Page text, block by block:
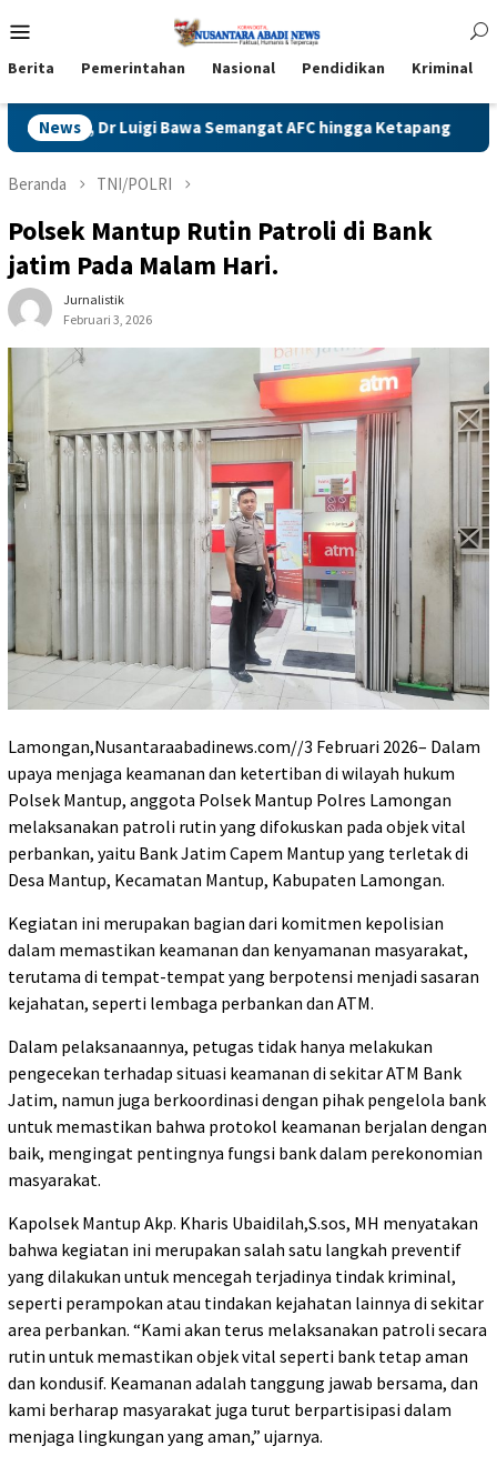
ke
Mobile
Berita Pemerintahan Nasional Pendidikan Kriminal
News
AFC hingga Ketapang Naga Jawa Timur Berjaya di
Beranda TNI/POLRI
Polsek Mantup Rutin Patroli di Bank
jatim Pada Malam Hari.
Jurnalistik
Februari 3, 2026
Lamongan,Nusantaraabadinews.com//3 Februari 2026– Dalam
upaya menjaga keamanan dan ketertiban di wilayah hukum
Polsek Mantup, anggota Polsek Mantup Polres Lamongan
melaksanakan patroli rutin yang difokuskan pada objek vital
perbankan, yaitu Bank Jatim Capem Mantup yang terletak di
Desa Mantup, Kecamatan Mantup, Kabupaten Lamongan.
Kegiatan ini merupakan bagian dari komitmen kepolisian
dalam memastikan keamanan dan kenyamanan masyarakat,
terutama di tempat-tempat yang berpotensi menjadi sasaran
kejahatan, seperti lembaga perbankan dan ATM.
Dalam pelaksanaannya, petugas tidak hanya melakukan
pengecekan terhadap situasi keamanan di sekitar ATM Bank
Jatim, namun juga berkoordinasi dengan pihak pengelola bank
untuk memastikan bahwa protokol keamanan berjalan dengan
baik, mengingat pentingnya fungsi bank dalam perekonomian
masyarakat.
Kapolsek Mantup Akp. Kharis Ubaidilah,S.sos, MH menyatakan
bahwa kegiatan ini merupakan salah satu langkah preventif
yang dilakukan untuk mencegah terjadinya tindak kriminal,
seperti perampokan atau tindakan kejahatan lainnya di sekitar
area perbankan. “Kami akan terus melaksanakan patroli secara
rutin untuk memastikan objek vital seperti bank tetap aman
dan kondusif. Keamanan adalah tanggung jawab bersama, dan
kami berharap masyarakat juga turut berpartisipasi dalam
menjaga lingkungan yang aman,” ujarnya.